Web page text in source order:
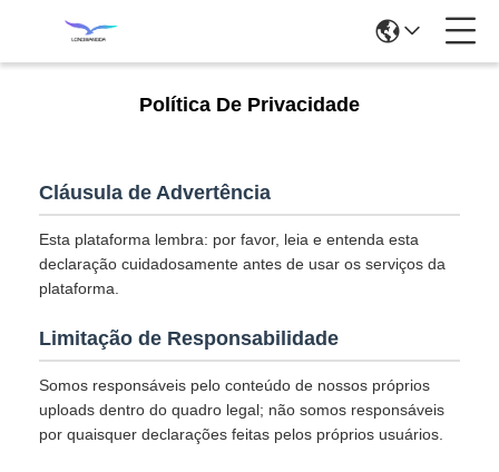
Política De Privacidade
Cláusula de Advertência
Esta plataforma lembra: por favor, leia e entenda esta
declaração cuidadosamente antes de usar os serviços da
plataforma.
Limitação de Responsabilidade
Somos responsáveis pelo conteúdo de nossos próprios
uploads dentro do quadro legal; não somos responsáveis
por quaisquer declarações feitas pelos próprios usuários.